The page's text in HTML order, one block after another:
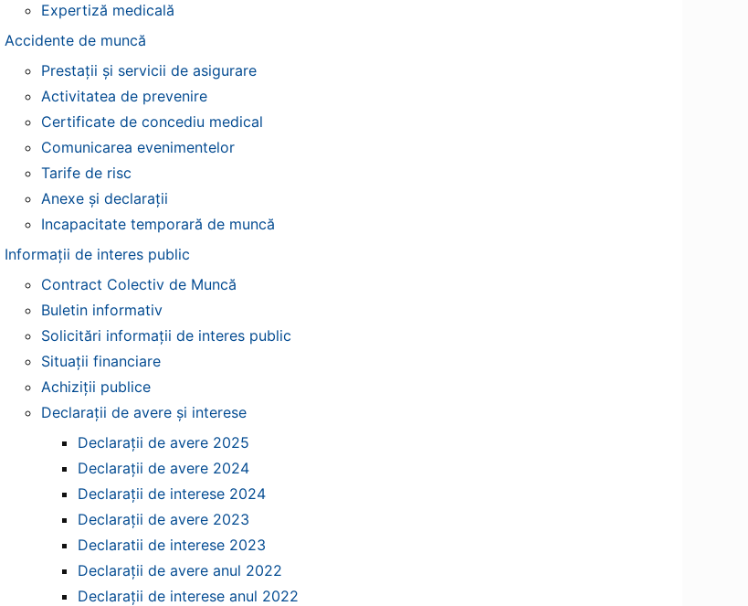
Expertiză medicală
Accidente de muncă
Prestații și servicii de asigurare
Activitatea de prevenire
Certificate de concediu medical
Comunicarea evenimentelor
Tarife de risc
Anexe și declarații
Incapacitate temporară de muncă
Informații de interes public
Contract Colectiv de Muncă
Buletin informativ
Solicitări informaţii de interes public
Situații financiare
Achiziţii publice
Declaraţii de avere şi interese
Declarații de avere 2025
Declarații de avere 2024
Declarații de interese 2024
Declarații de avere 2023
Declaratii de interese 2023
Declarații de avere anul 2022
Declarații de interese anul 2022